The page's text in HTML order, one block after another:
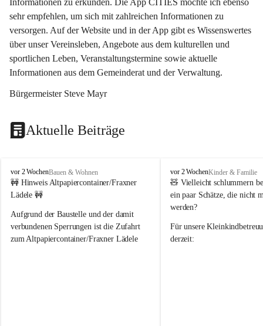
Informationen zu erkunden. Die App CITIES möchte ich ebenso
sehr empfehlen, um sich mit zahlreichen Informationen zu
versorgen. Auf der Website und in der App gibt es Wissenswertes
über unser Vereinsleben, Angebote aus dem kulturellen und
sportlichen Leben, Veranstaltungstermine sowie aktuelle
Informationen aus dem Gemeinderat und der Verwaltung.
Bürgermeister Steve Mayr
Aktuelle Beiträge
F
r
a
e
r
n
vor 2 WochenBauen & Wohnen
🚧 Hinweis Altpapiercontainer/Fraxner
Lädele 🚧
Aufgrund der Baustelle und der damit
verbundenen Sperrungen ist die Zufahrt
zum Altpapiercontainer/Fraxner Lädele
F
r
a
x
r
n
vor 2 WochenKinder & Familie
🧸 Vielleicht schlummern
ein paar Schätze, die nicht
werden?
Für unsere
derzeit: